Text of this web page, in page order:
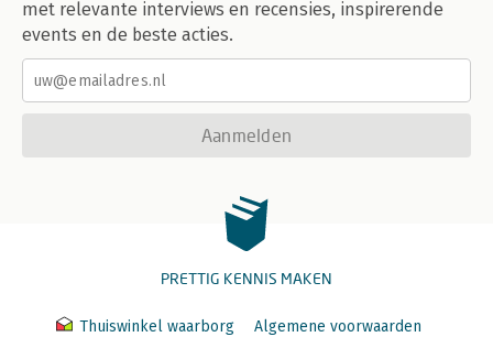
met relevante interviews en recensies, inspirerende
events en de beste acties.
Aanmelden
PRETTIG KENNIS MAKEN
Thuiswinkel waarborg Algemene voorwaarden